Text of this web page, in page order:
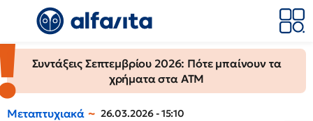
Συντάξεις Σεπτεμβρίου 2026: Πότε μπαίνουν τα
χρήματα στα ΑΤΜ
Μεταπτυχιακά 26.03.2026 - 15:10